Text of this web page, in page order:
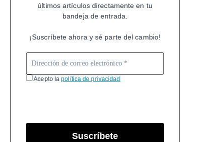
últimos artículos directamente en tu
bandeja de entrada.
¡Suscríbete ahora y sé parte del cambio!
Acepto lapolítica de privacidad
Suscríbete